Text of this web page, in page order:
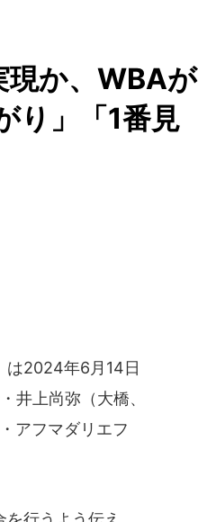
現か、WBAが
り」「1番見
は2024年6月14日
井上尚弥（大橋、
アフマダリエフ